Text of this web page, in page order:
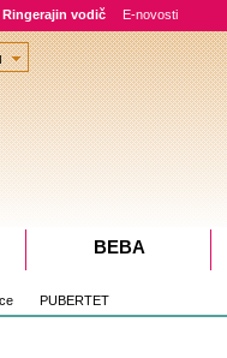
Ringerajin vodič E-novosti
PUBERTET
BEBA